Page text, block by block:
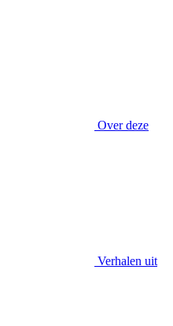
Over deze
Verhalen uit